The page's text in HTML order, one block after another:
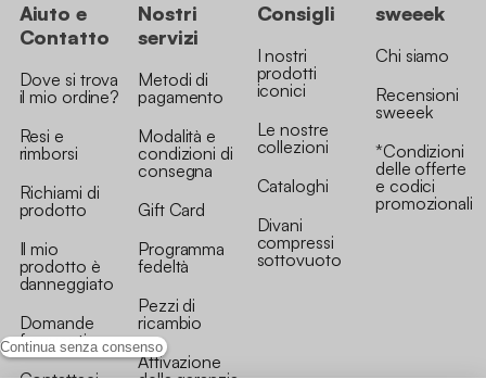
Continua senza consenso
Aiuto e
Contatto
Dove si trova
il mio ordine?
Resi e
rimborsi
Richiami di
prodotto
Il mio
prodotto è
danneggiato
Domande
frequenti
Contattaci
Nostri
servizi
Metodi di
pagamento
Modalità e
condizioni di
consegna
Gift Card
Programma
fedeltà
Pezzi di
ricambio
Attivazione
della garanzia
Consigli
I nostri
prodotti
iconici
Le nostre
collezioni
Cataloghi
Divani
compressi
sottovuoto
sweeek
Chi siamo
Recensioni
sweeek
*Condizioni
delle offerte
e codici
promozionali